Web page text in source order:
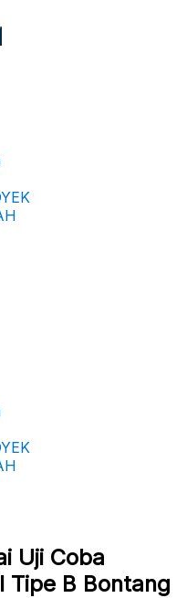
Uji Coba
Tipe B Bontang